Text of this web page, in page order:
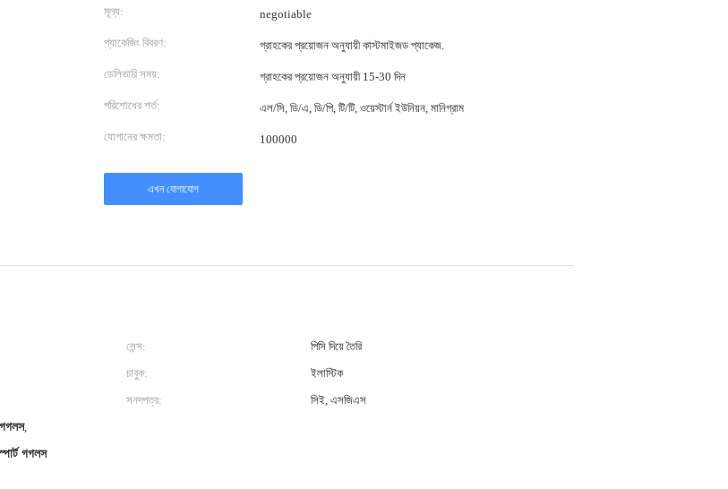
মূল্য: negotiable
প্যাকেজিং বিবরণ: গ্রাহকের প্রয়োজন অনুযায়ী কাস্টমাইজড প্যাকেজ.
ডেলিভারি সময়: গ্রাহকের প্রয়োজন অনুযায়ী 15-30 দিন
পরিশোধের শর্ত: এল/সি, ডি/এ, ডি/পি, টি/টি, ওয়েস্টার্ন ইউনিয়ন, মানিগ্রাম
যোগানের ক্ষমতা: 100000
এখন যোগাযোগ
লেন্স:
পিসি দিয়ে তৈরি
চাবুক:
ইলাস্টিক
সনদপত্র:
সিই, এসজিএস
,
গগলস